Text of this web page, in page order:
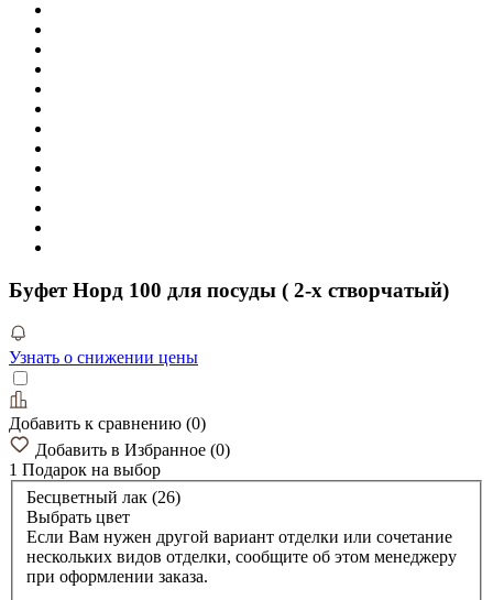
Буфет Норд 100 для посуды ( 2-х створчатый)
Узнать о снижении цены
Добавить к сравнению (0)
Добавить в Избранное (0)
1 Подарок на выбор
Бесцветный лак (26)
Выбрать цвет
Если Вам нужен другой вариант отделки или сочетание
нескольких видов отделки, сообщите об этом менеджеру
при оформлении заказа.